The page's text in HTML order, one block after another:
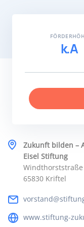
Zukunft bilden –
Eisel Stiftung
Windthorststraße
65830 Kriftel
www.stiftung-
k.A